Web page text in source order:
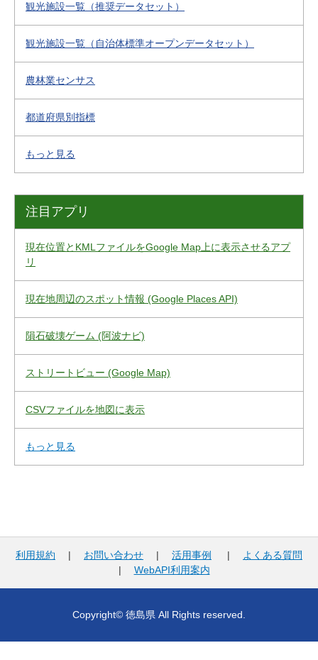
観光施設一覧（推奨データセット）
観光施設一覧（自治体標準オープンデータセット）
農林業センサス
都道府県別指標
もっと見る
注目アプリ
現在位置とKMLファイルをGoogle Map上に表示させるアプ
リ
現在地周辺のスポット情報 (Google Places API)
隕石破壊ゲーム (阿波ナビ)
ストリートビュー (Google Map)
CSVファイルを地図に表示
もっと見る
利用規約 | お問い合わせ | 活用事例 |
よくある質問
| WebAPI利用案内
Copyright© 徳島県 All Rights reserved.